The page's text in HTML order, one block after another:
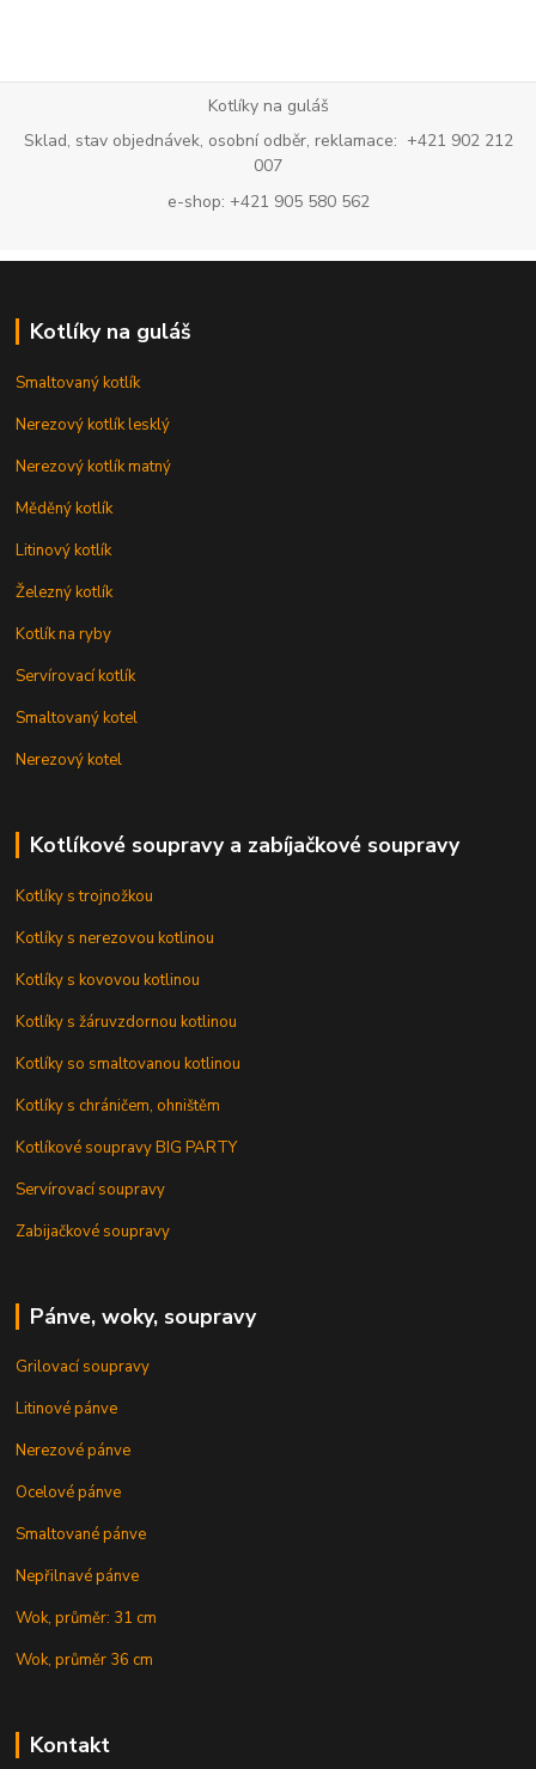
Kotlíky na guláš
Sklad, stav objednávek, osobní odběr, reklamace: +421 902 212
007
e-shop: +421 905 580 562
Kotlíky na guláš
Smaltovaný kotlík
Nerezový kotlík lesklý
Nerezový kotlík matný
Měděný kotlík
Litinový kotlík
Železný kotlík
Kotlík na ryby
Servírovací kotlík
Smaltovaný kotel
Nerezový kotel
Kotlíkové soupravy a zabíjačkové soupravy
Kotlíky s trojnožkou
Kotlíky s nerezovou kotlinou
Kotlíky s kovovou kotlinou
Kotlíky s žáruvzdornou kotlinou
Kotlíky so smaltovanou kotlinou
Kotlíky s chráničem, ohništěm
Kotlíkové soupravy BIG PARTY
Servírovací soupravy
Zabijačkové soupravy
Pánve, woky, soupravy
Grilovací soupravy
Litinové pánve
Nerezové pánve
Ocelové pánve
Smaltované pánve
Nepřilnavé pánve
Wok, průměr: 31 cm
Wok, průměr 36 cm
Kontakt